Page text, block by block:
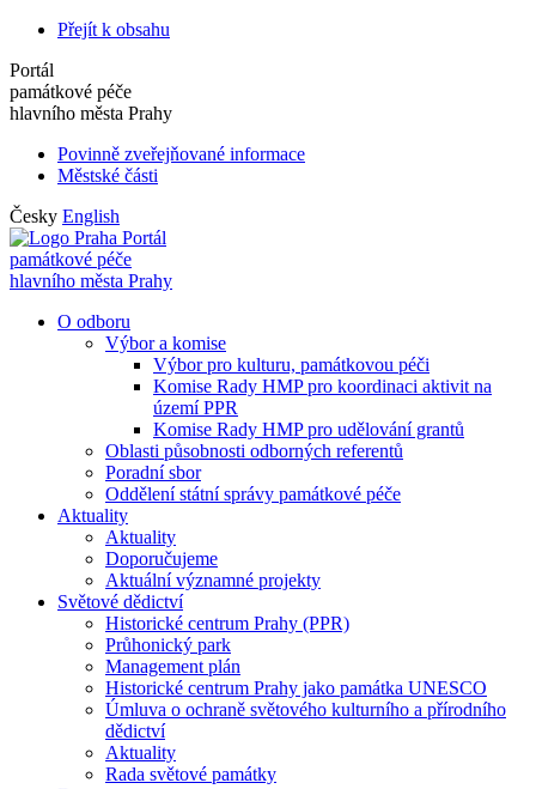
Přejít k obsahu
Portál
památkové péče
hlavního města Prahy
Povinně zveřejňované informace
Městské části
Česky English
Portál
památkové péče
hlavního města Prahy
O odboru
Výbor a komise
Výbor pro kulturu, památkovou péči
Komise Rady HMP pro koordinaci aktivit na
území PPR
Komise Rady HMP pro udělování grantů
Oblasti působnosti odborných referentů
Poradní sbor
Oddělení státní správy památkové péče
Aktuality
Aktuality
Doporučujeme
Aktuální významné projekty
Světové dědictví
Historické centrum Prahy (PPR)
Průhonický park
Management plán
Historické centrum Prahy jako památka UNESCO
Úmluva o ochraně světového kulturního a přírodního
dědictví
Aktuality
Rada světové památky